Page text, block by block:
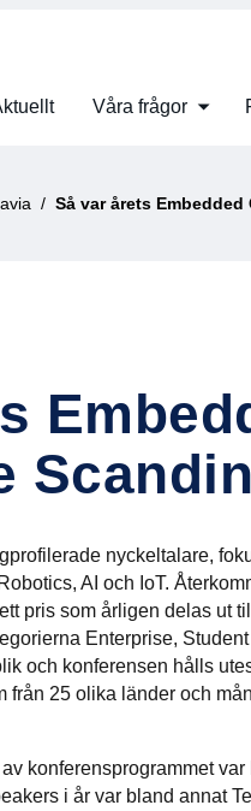
Våra frågor
Så var årets Embedded
nyckeltalare,
AI och IoT.
pris som årligen delas ut
Enterprise,
och konferensen hålls
från 25 olika länder och
konferensprogrammet var
i år var bland annat